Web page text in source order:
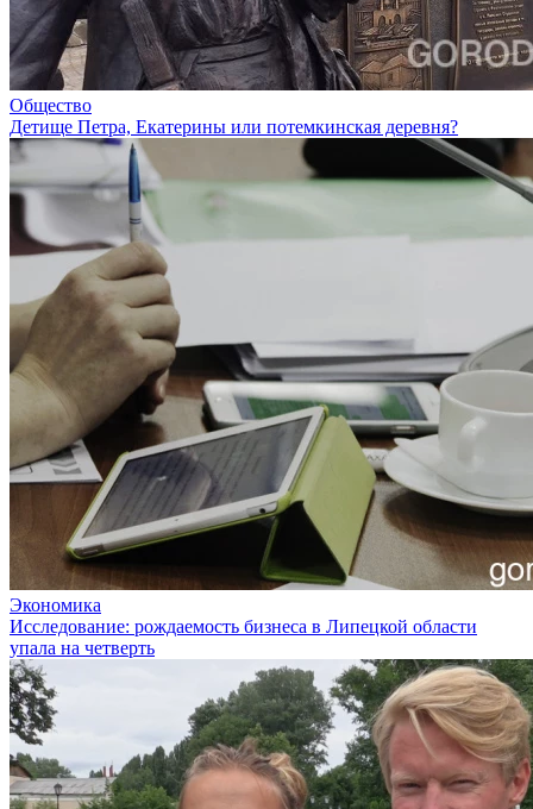
Общество
Детище Петра, Екатерины или потемкинская деревня?
Экономика
Исследование: рождаемость бизнеса в Липецкой области
упала на четверть